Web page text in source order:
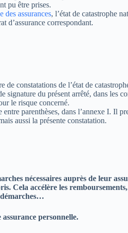
pu être prises.
des assurances, l’état de catastrophe
d’assurance correspondant.
constatations de l’état de
signature du présent arrêté, dans les
le risque concerné.
parenthèses, dans l’annexe I. Il
aussi la présente constatation.
nécessaires auprès de leur
Cela accélère les
personnelle.